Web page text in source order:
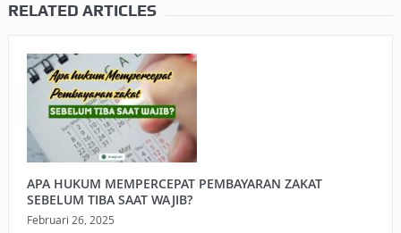
RELATED ARTICLES
APA HUKUM MEMPERCEPAT PEMBAYARAN ZAKAT
SEBELUM TIBA SAAT WAJIB?
Februari 26, 2025